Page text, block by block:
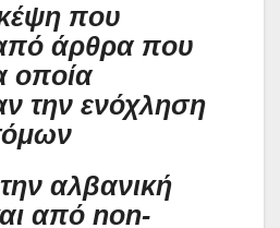
που
άρθρα που
οποία
την ενόχληση
αλβανική
από non-